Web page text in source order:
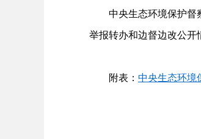
中央生态环境保护督察
举报转办和边督边改公开
附表： 中央生态环境